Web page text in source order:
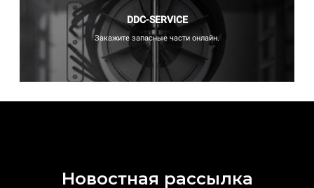
DDC-SERVICE
Закажите запасные части онлайн.
Новостная рассылка